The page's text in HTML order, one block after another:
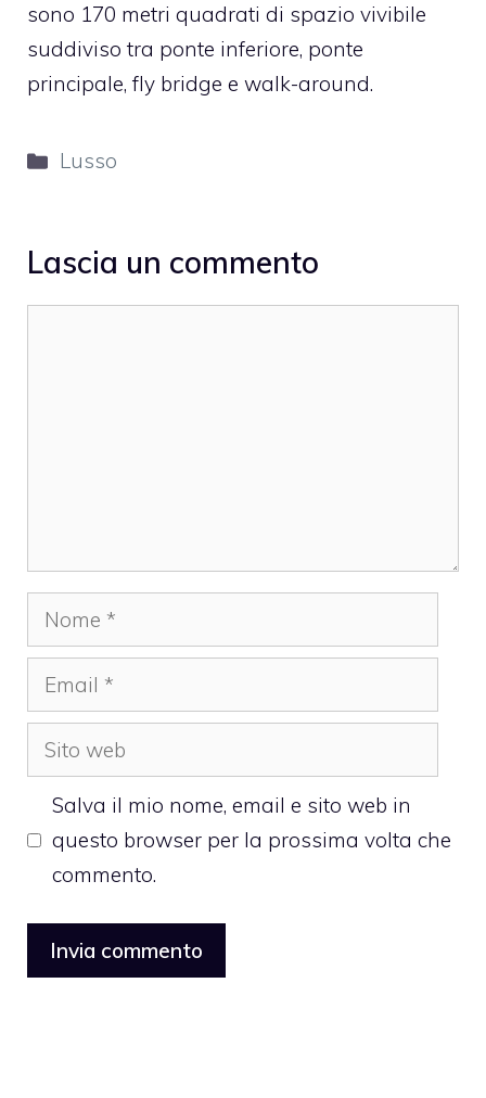
sono 170 metri quadrati di spazio vivibile
suddiviso tra ponte inferiore, ponte
principale, fly bridge e walk-around.
Categorie
Lusso
Lascia un commento
Nome
Email
Sito
web
Salva il mio nome, email e sito web in
questo browser per la prossima volta che
commento.